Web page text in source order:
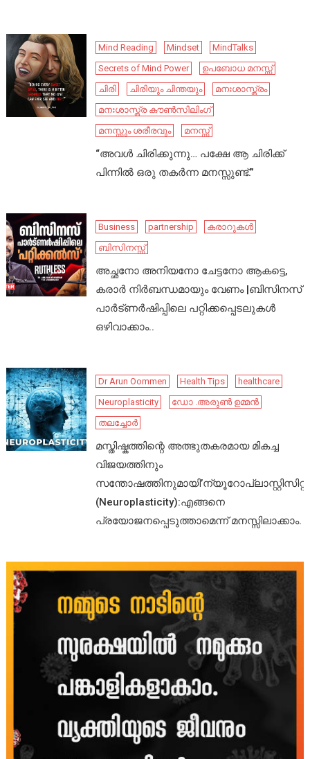
Mind Reading Mindset
MindTalks
Secrets of Mind Power
ഉപബോധ മനസ്സ്
ചിരി
ചിരിയും ചിന്തയും
മനഃശാസ്ത്രം
മനഃശാസ്ത്ര കൗൺസിലിംഗ്
മനസ്സും ശരീരവും
മനസ്സ്
“അവൾ ചിരിക്കുന്നു… പക്ഷേ ആ ചിരിക്ക്
പിന്നിൽ ഒരു തകർന്ന മനസ്സുണ്ട്.”
Business partnership
കരാറുകൾ
ബിസിനസ്സ്
അച്ഛനോ അനിയനോ ചേട്ടനോ ആകട്ടെ,
കരാർ നിർബന്ധമായും വേണം |ബിസിനസ്
പാർട്ണർഷിപ്പിലെ പറ്റിക്കപ്പെടലുകൾ
ഒഴിവാക്കാം..
Dr Arun Oommen Health Tips
healthcare
Neuroplasticity
ഡോ .അരുൺ ഉമ്മൻ
തലച്ചോർ
മസ്തിഷ്കത്തിന്റെ അത്ഭുതകരമായ മികച്ച
വിജയത്തിനും
സന്തോഷത്തിനുമായി’ന്യൂറോപ്ലാസ്റ്റിസിറ്റി’
(Neuroplasticity):എങ്ങനെ
പ്രയോജനപ്പെടുത്താമെന്ന് മനസ്സിലാക്കാം.